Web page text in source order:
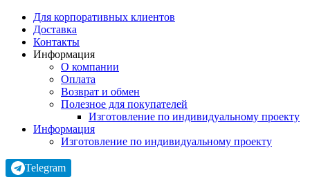
Для корпоративных клиентов
Доставка
Контакты
Информация
О компании
Оплата
Возврат и обмен
Полезное для покупателей
Изготовление по индивидуальному проекту
Информация
Изготовление по индивидуальному проекту
Telegram